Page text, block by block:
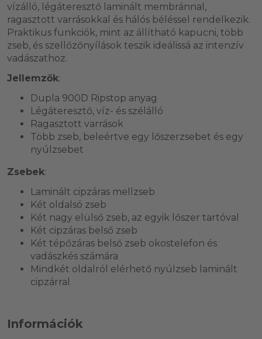
vízálló, légáteresztő laminált membránnal,
ragasztott varrásokkal és hálós béléssel rendelkezik.
Praktikus funkciók, mint az állítható kapucni, több
zseb, és szellőzőnyílások teszik ideálissá az intenzív
vadászathoz.
Jellemzők:
Dupla 900D Ripstop anyag
Légáteresztő, víz- és szélálló
Ragasztott varrások
Több zseb, beleértve egy lőszerzsebet és egy
nyúlzsebet
Zsebek:
Laminált cipzáras mellzseb
Két oldalsó zseb
Két nagy elülső zseb, az egyik lőszer tartóval
Két cipzáras belső zseb
Két tépőzáras belső zseb okostelefon és
vadászkés számára
Mindkét oldalról elérhető nyúlzseb laminált
cipzárral
Információk